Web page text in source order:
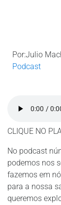
Por:Julio
Podcast
CLIQUE NO
No podcast
podemos nos
fazemos em
para a nossa
queremos